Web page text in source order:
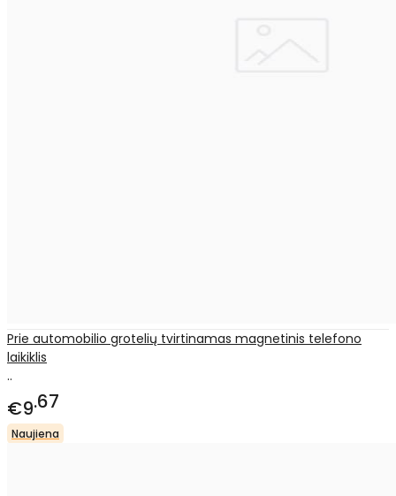
Prie automobilio grotelių tvirtinamas magnetinis telefono
laikiklis
..
€9 67
Naujiena